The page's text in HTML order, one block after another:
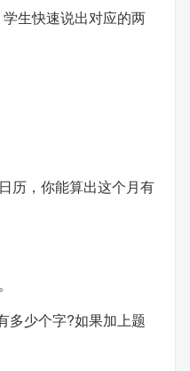
生快速说出对应的两
历，你能算出这个月有
多少个字?如果加上题